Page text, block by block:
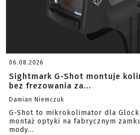
06.08.2026
Sightmark G-Shot montuje
bez frezowania za...
Damian Niemczuk
G-Shot to mikrokolimator dla
montaż optyki na fabrycznym
mody...